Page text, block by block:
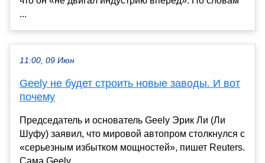
...
11:00, 09 Июн
Geely не будет строить новые заводы. И вот
почему
Председатель и основатель Geely Эрик Ли (Ли
Шуфу) заявил, что мировой автопром столкнулся с
«серьезным избытком мощностей», пишет Reuters.
Сама Geely...